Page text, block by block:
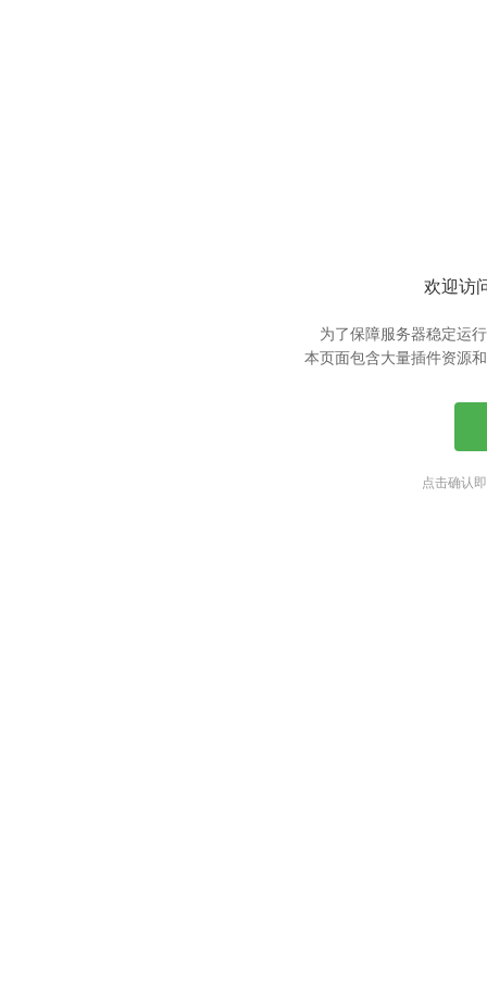
欢迎访
为了保障服务器稳定运
本页面包含大量插件资源
点击确认